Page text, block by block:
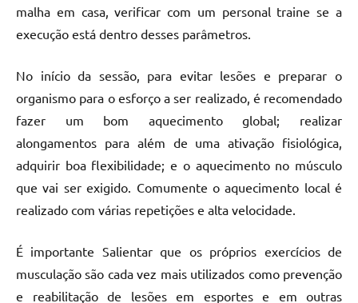
malha em casa, verificar com um personal traine se a
execução está dentro desses parâmetros.
No início da sessão, para evitar lesões e preparar o
organismo para o esforço a ser realizado, é recomendado
fazer um bom aquecimento global; realizar
alongamentos para além de uma ativação fisiológica,
adquirir boa flexibilidade; e o aquecimento no músculo
que vai ser exigido. Comumente o aquecimento local é
realizado com várias repetições e alta velocidade.
É importante Salientar que os próprios exercícios de
musculação são cada vez mais utilizados como prevenção
e reabilitação de lesões em esportes e em outras